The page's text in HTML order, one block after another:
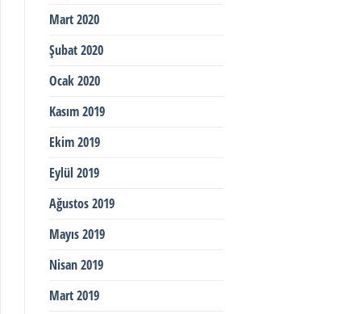
Mart 2020
Şubat 2020
Ocak 2020
Kasım 2019
Ekim 2019
Eylül 2019
Ağustos 2019
Mayıs 2019
Nisan 2019
Mart 2019